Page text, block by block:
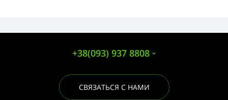
+38(093) 937 8808
СВЯЗАТЬСЯ С НАМИ